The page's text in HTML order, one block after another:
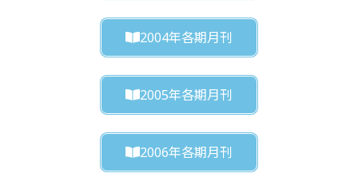
2004年各期月刊
2005年各期月刊
2006年各期月刊